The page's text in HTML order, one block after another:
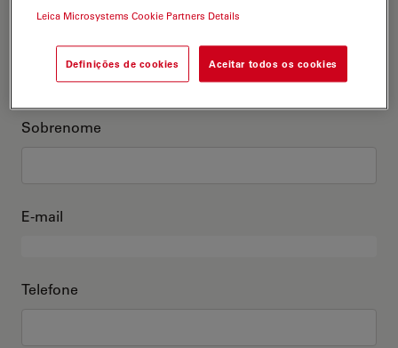
Sobrenome
E-mail
Telefone
Leica Microsystems Cookie Partners Details
Definições de cookies Aceitar todos os cookies